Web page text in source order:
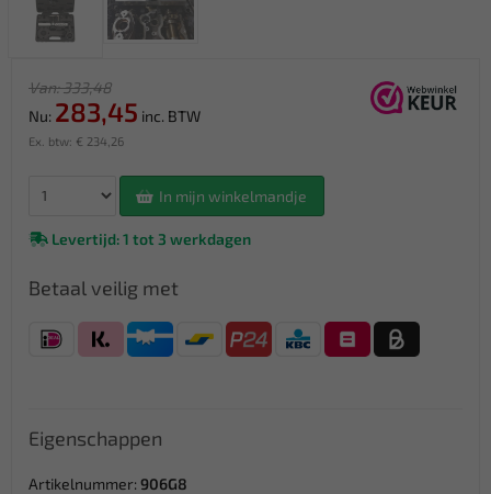
Van: 333,48
Nu: 283,45 inc. BTW
Ex. btw: € 234,26
In mijn winkelmandje
Levertijd: 1 tot 3 werkdagen
Betaal veilig met
Eigenschappen
Artikelnummer: 906G8